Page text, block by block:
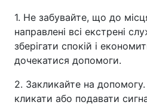
1. Не забувайте, що до
направлені всі екстрені
зберігати спокій і
дочекатися допомоги.
2. Закликайте на допомогу.
кликати або подавати